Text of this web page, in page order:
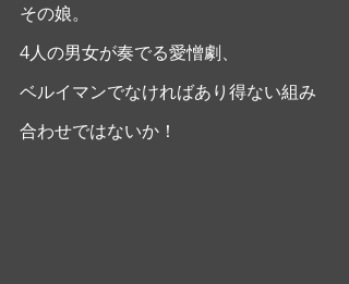
その娘。
4人の男女が奏でる愛憎劇、
ベルイマンでなければあり得ない組み
合わせではないか！